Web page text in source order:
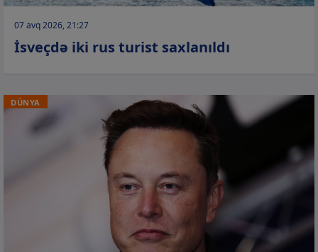
07 avq 2026, 21:27
İsveçdə iki rus turist saxlanıldı
DÜNYA